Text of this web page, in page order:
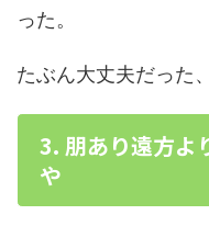
った。
たぶん大丈夫だった
3. 朋あり遠方よ
や